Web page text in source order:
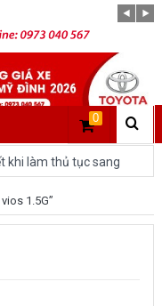
0
khi làm thủ tục sang
Innova: Nên chọn xe
1.5G”